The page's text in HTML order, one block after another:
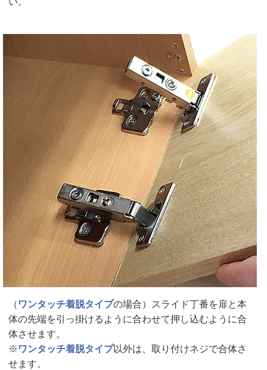
（ ワンタッチ着脱タイプの場合）スライド丁番を扉と本
体の先端を引っ掛けるように合わせて押し込むように合
体させます。
※ ワンタッチ着脱タイプ以外は、取り付けネジで合体さ
せます。